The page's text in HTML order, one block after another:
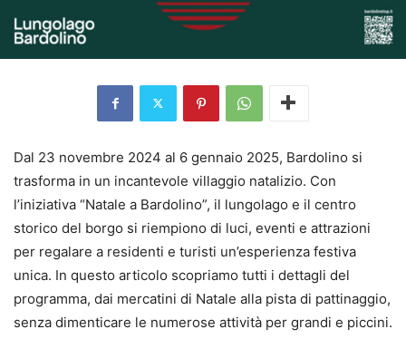
Dal 23 novembre 2024 al 6 gennaio 2025, Bardolino si
trasforma in un incantevole villaggio natalizio. Con
l’iniziativa “Natale a Bardolino”, il lungolago e il centro
storico del borgo si riempiono di luci, eventi e attrazioni
per regalare a residenti e turisti un’esperienza festiva
unica. In questo articolo scopriamo tutti i dettagli del
programma, dai mercatini di Natale alla pista di pattinaggio,
senza dimenticare le numerose attività per grandi e piccini.